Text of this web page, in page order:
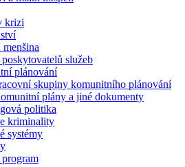
krizi
menšina
služeb
plánování
skupiny komunitního plánování
plány a jiné dokumenty
politika
kriminality
systémy